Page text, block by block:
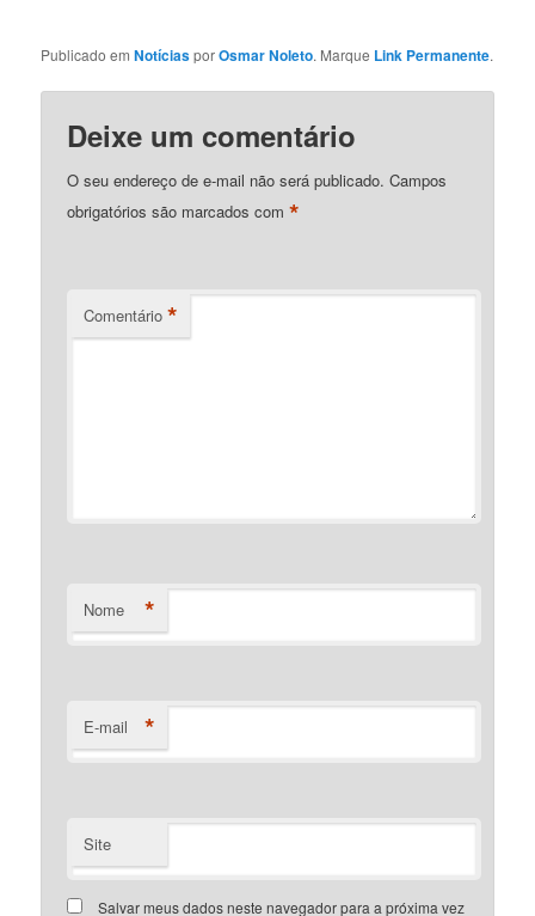
Publicado emNotíciasporOsmar Noleto. Marque Link Permanente.
Deixe um comentário
O seu endereço de e-mail não será publicado. Campos
obrigatórios são marcados com*
Comentário *
Nome *
E-mail *
Site
Salvar meus dados neste navegador para a próxima vez